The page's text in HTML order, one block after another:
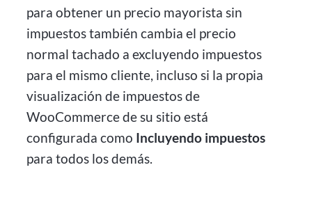
para obtener un precio mayorista sin
impuestos también cambia el precio
normal tachado a excluyendo impuestos
para el mismo cliente, incluso si la propia
visualización de impuestos de
WooCommerce de su sitio está
configurada como Incluyendo impuestos
para todos los demás.